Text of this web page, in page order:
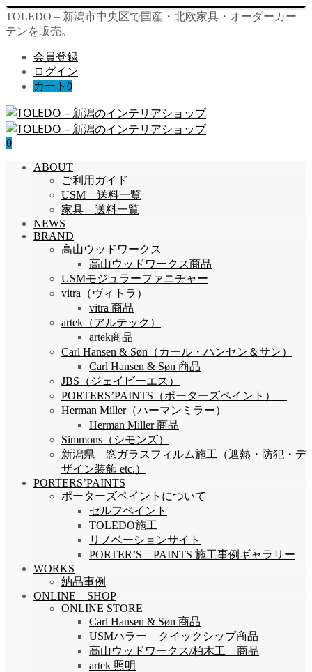
TOLEDO – 新潟市中央区で国産・北欧家具・オーダーカー
テンを販売。
会員登録
ログイン
カート 0
0
ABOUT
ご利用ガイド
USM 送料一覧
家具 送料一覧
NEWS
BRAND
高山ウッドワークス
高山ウッドワークス商品
USMモジュラーファニチャー
vitra（ヴィトラ）
vitra 商品
artek（アルテック）
artek商品
Carl Hansen & Søn（カール・ハンセン＆サン）
Carl Hansen & Søn 商品
JBS（ジェイビーエス）
PORTERS’PAINTS（ポーターズペイント）
Herman Miller（ハーマンミラー）
Herman Miller 商品
Simmons（シモンズ）
新潟県 窓ガラスフィルム施工（遮熱・防犯・デ
ザイン装飾 etc.）
PORTERS’PAINTS
ポーターズペイントについて
セルフペイント
TOLEDO施工
リノベーションサイト
PORTER’S PAINTS 施工事例ギャラリー
WORKS
納品事例
ONLINE SHOP
ONLINE STORE
Carl Hansen & Søn 商品
USMハラー クイックシップ商品
高山ウッドワークス/柏木工 商品
artek 照明